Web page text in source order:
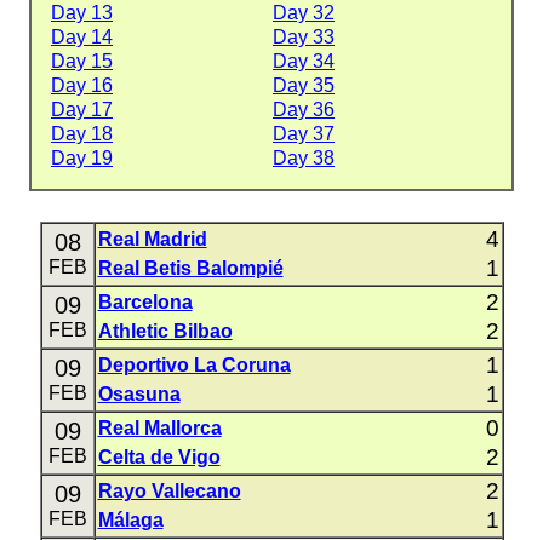
Day 13
Day 32
Day 14
Day 33
Day 15
Day 34
Day 16
Day 35
Day 17
Day 36
Day 18
Day 37
Day 19
Day 38
08
FEB
Real Madrid 4
Real Betis Balompié 1
09
FEB
Barcelona 2
Athletic Bilbao 2
09
FEB
Deportivo La Coruna 1
Osasuna 1
09
FEB
Real Mallorca 0
Celta de Vigo 2
09
FEB
Rayo Vallecano 2
Málaga 1